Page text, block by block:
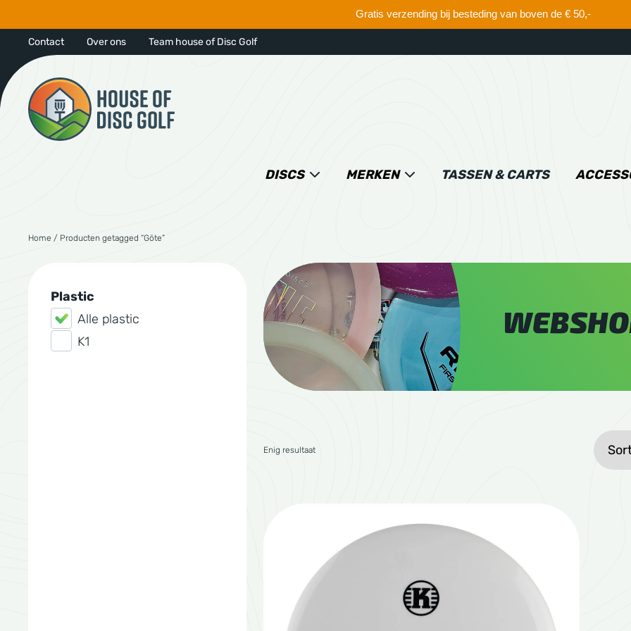
Gratis verzending bij besteding van boven de € 50,-
Contact Over ons Team house of Disc Golf
DISCS MERKEN TASSEN & CARTS
Home / Producten getagged “Göte”
Plastic
Alle plastic
K1
Enig resultaat